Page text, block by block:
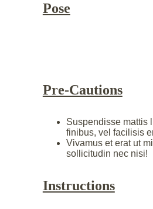
Pose
Pre-Cautions
Suspendisse mattis
finibus, vel facilisis
Vivamus et erat ut
sollicitudin nec nisi!
Instructions